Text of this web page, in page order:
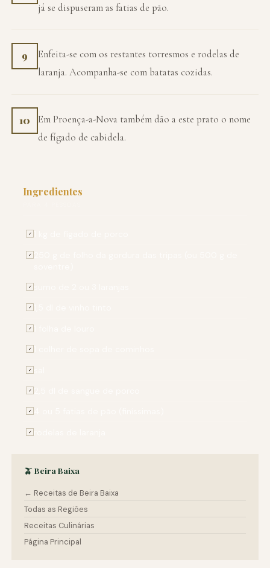
já se dispuseram as fatias de pão.
9
Enfeita-se com os restantes torresmos e rodelas de
laranja. Acompanha-se com batatas cozidas.
10
Em Proença-a-Nova também dão a este prato o nome
de fígado de cabidela.
Ingredientes
✓
✓
✓
✓
✓
✓
✓
✓
✓
✓
🫒 Beira Baixa
← Receitas de Beira Baixa
Todas as Regiões
Receitas Culinárias
Página Principal